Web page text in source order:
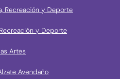
Recreación y Deporte
y Deporte
Artes
Avendaño